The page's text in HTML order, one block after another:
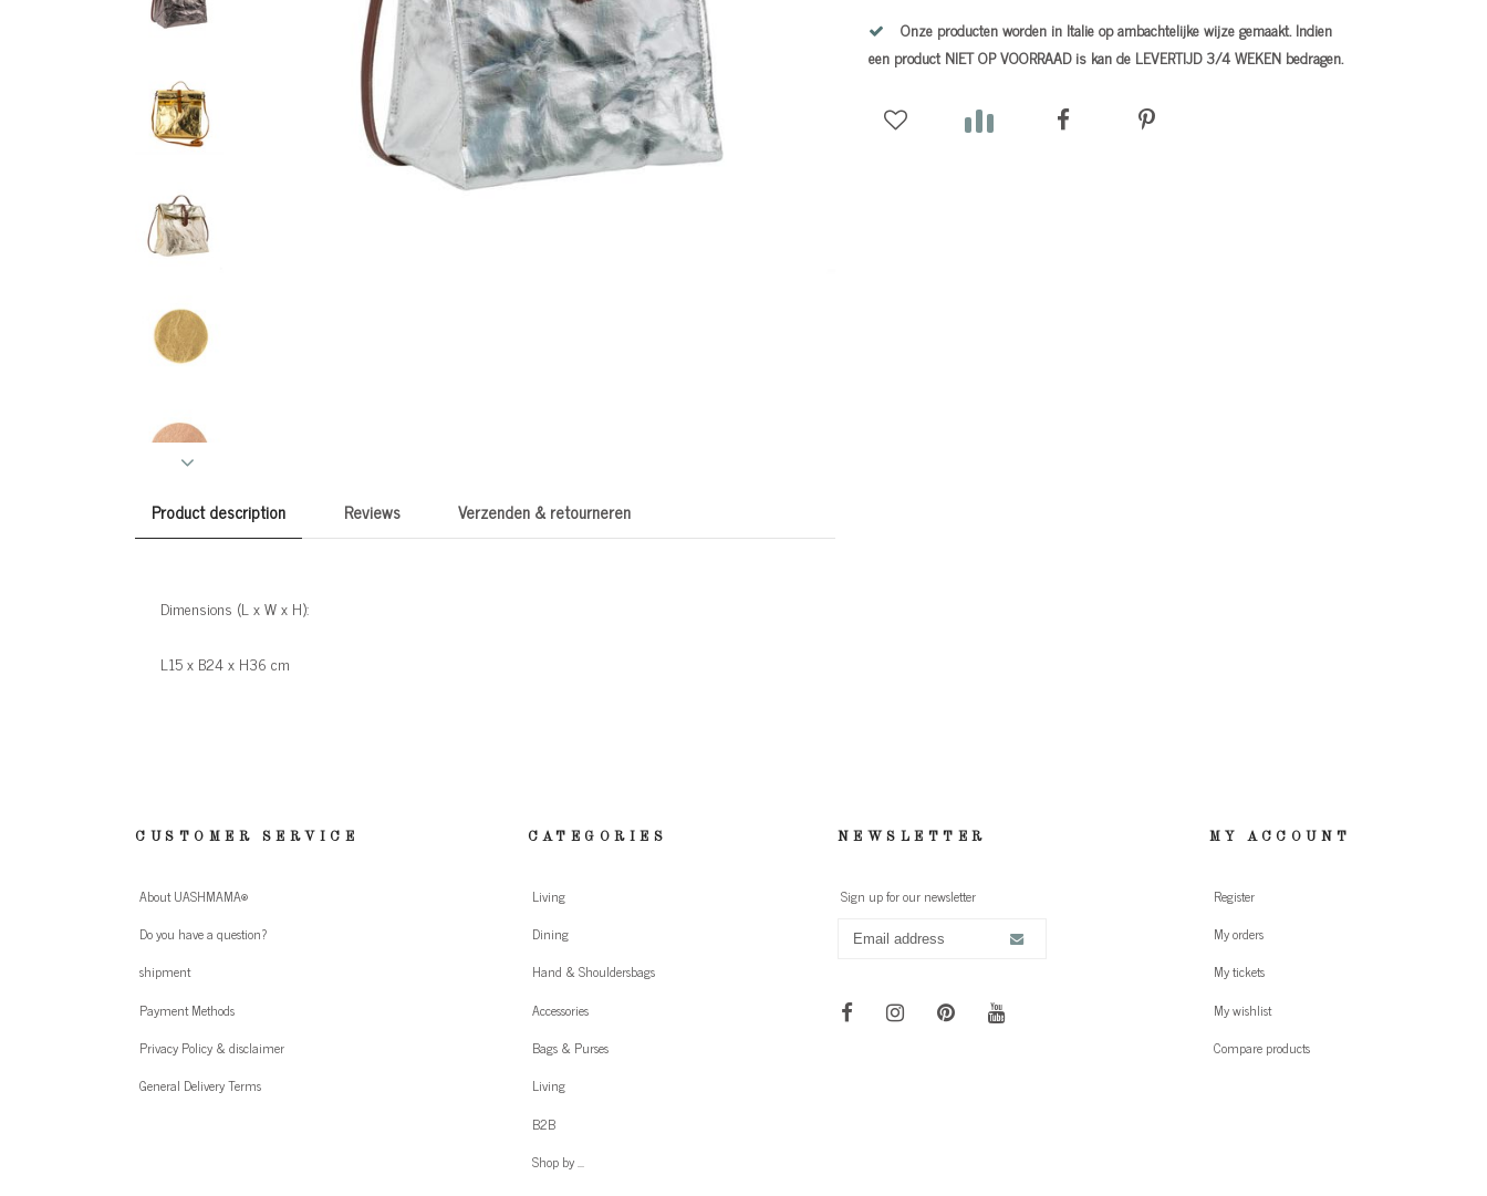
Product description Reviews Verzenden & retourneren
Dimensions (L x W x H):
L15 x B24 x H36 cm
Onze producten worden in Italie op ambachtelijke wijze gemaakt. Indien
een product NIET OP VOORRAAD is kan de LEVERTIJD 3/4 WEKEN bedragen.
CUSTOMER SERVICE
About UASHMAMA®
Do you have a question?
shipment
Payment Methods
Privacy Policy & disclaimer
General Delivery Terms
CATEGORIES
Living
Dining
Hand & Shouldersbags
Accessories
Bags & Purses
Living
B2B
Shop by ...
NEWSLETTER
Sign up for our newsletter
MY ACCOUNT
Register
My orders
My tickets
My wishlist
Compare products